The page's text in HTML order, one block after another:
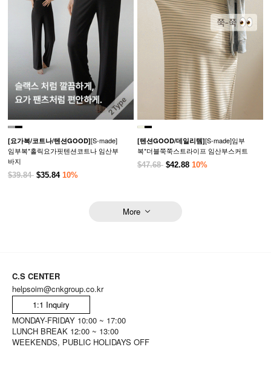
[요가복/코트나/텐션GOOD][S-made]
임부복*홀릭요가핏텐션코트나 임산부
바지
$39.84 $35.84 10%
[텐션GOOD/데일리템][S-made]임부
복*더블쭉쭉스트라이프 임산부스커트
$47.68 $42.88 10%
More
C.S CENTER
helpsoim@cnkgroup.co.kr
1:1 Inquiry
MONDAY-FRIDAY 10:00 ~ 17:00
LUNCH BREAK 12:00 ~ 13:00
WEEKENDS, PUBLIC HOLIDAYS OFF